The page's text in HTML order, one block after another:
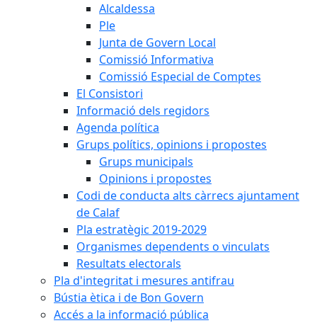
Alcaldessa
Ple
Junta de Govern Local
Comissió Informativa
Comissió Especial de Comptes
El Consistori
Informació dels regidors
Agenda política
Grups polítics, opinions i propostes
Grups municipals
Opinions i propostes
Codi de conducta alts càrrecs ajuntament
de Calaf
Pla estratègic 2019-2029
Organismes dependents o vinculats
Resultats electorals
Pla d'integritat i mesures antifrau
Bústia ètica i de Bon Govern
Accés a la informació pública